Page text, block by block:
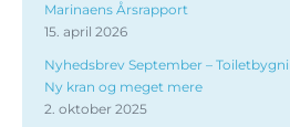
Marinaens Årsrapport
15. april 2026
Nyhedsbrev September –
Ny kran og meget mere
2. oktober 2025